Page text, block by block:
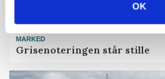
OK
MARKED
Grisenoteringen står stille